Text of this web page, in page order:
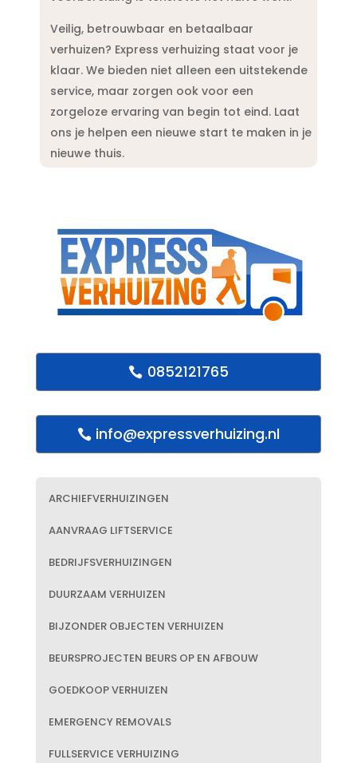
Veilig, betrouwbaar en betaalbaar
verhuizen? Express verhuizing staat voor je
klaar.​ We bieden niet alleen een uitstekende
service, maar zorgen ook voor een
zorgeloze ervaring van begin tot eind.​ Laat
ons je helpen een nieuwe start te maken in je
nieuwe thuis.​
0852121765
info@expressverhuizing.nl
ARCHIEFVERHUIZINGEN
AANVRAAG LIFTSERVICE
BEDRIJFSVERHUIZINGEN
DUURZAAM VERHUIZEN
BIJZONDER OBJECTEN VERHUIZEN
BEURSPROJECTEN BEURS OP EN AFBOUW
GOEDKOOP VERHUIZEN
EMERGENCY REMOVALS
FULLSERVICE VERHUIZING